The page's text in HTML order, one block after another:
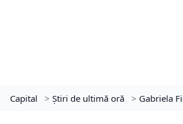
Capital > Știri de ultimă oră > Gabriela